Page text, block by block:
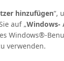
hinzufügen“,
auf „Windows-
Windows®-
verwenden.